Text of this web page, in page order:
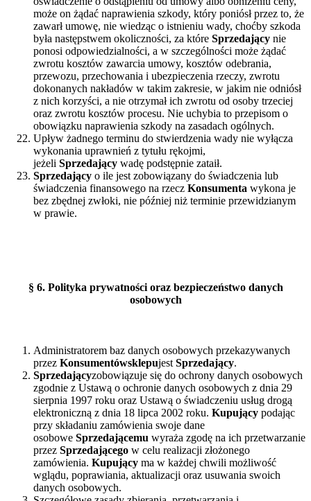
może on żądać naprawienia szkody, który poniósł przez to, że
zawarł umowę, nie wiedząc o istnieniu wady, choćby szkoda
była następstwem okoliczności, za które Sprzedający nie
ponosi odpowiedzialności, a w szczególności może żądać
zwrotu kosztów zawarcia umowy, kosztów odebrania,
przewozu, przechowania i ubezpieczenia rzeczy, zwrotu
dokonanych nakładów w takim zakresie, w jakim nie odniósł
z nich korzyści, a nie otrzymał ich zwrotu od osoby trzeciej
oraz zwrotu kosztów procesu. Nie uchybia to przepisom o
obowiązku naprawienia szkody na zasadach ogólnych.
Upływ żadnego terminu do stwierdzenia wady nie wyłącza
wykonania uprawnień z tytułu rękojmi,
jeżeli Sprzedający wadę podstępnie zataił.
Sprzedający o ile jest zobowiązany do świadczenia lub
świadczenia finansowego na rzecz Konsumenta wykona je
bez zbędnej zwłoki, nie później niż terminie przewidzianym
w prawie.
§ 6. Polityka prywatności oraz bezpieczeństwo danych
osobowych
Administratorem baz danych osobowych przekazywanych
przez Konsumentówsklepujest Sprzedający.
Sprzedającyzobowiązuje się do ochrony danych osobowych
zgodnie z Ustawą o ochronie danych osobowych z dnia 29
sierpnia 1997 roku oraz Ustawą o świadczeniu usług drogą
elektroniczną z dnia 18 lipca 2002 roku. Kupujący podając
przy składaniu zamówienia swoje dane
osobowe Sprzedającemu wyraża zgodę na ich przetwarzanie
przez Sprzedającego w celu realizacji złożonego
zamówienia. Kupujący ma w każdej chwili możliwość
wglądu, poprawiania, aktualizacji oraz usuwania swoich
danych osobowych.